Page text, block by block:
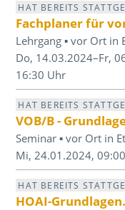
HAT BEREITS
Fachplaner für
Lehrgang ▪ vor Ort in
Do, 14.03.2024–Fr,
16:30 Uhr
HAT BEREITS
VOB/B -
Seminar ▪ vor Ort in
Mi, 24.01.2024,
HAT BEREITS
HOAI-